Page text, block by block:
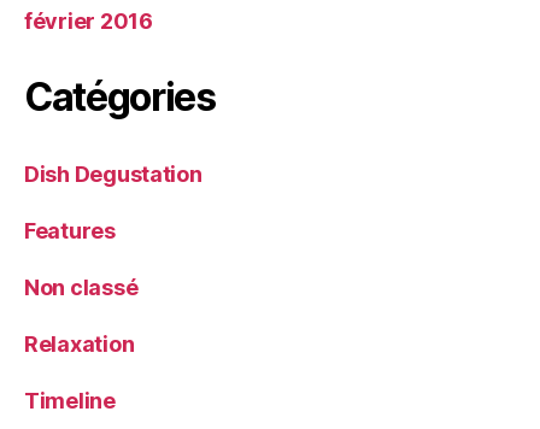
février 2016
Catégories
Dish Degustation
Features
Non classé
Relaxation
Timeline